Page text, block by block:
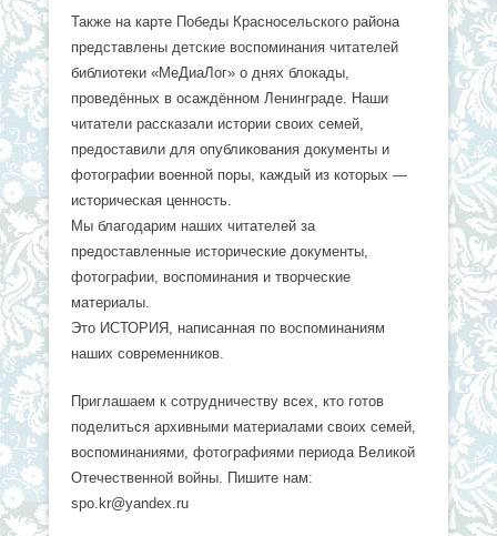
Также на карте Победы Красносельского района
представлены детские воспоминания читателей
библиотеки «МеДиаЛог» о днях блокады,
проведённых в осаждённом Ленинграде. Наши
читатели рассказали истории своих семей,
предоставили для опубликования документы и
фотографии военной поры, каждый из которых —
историческая ценность.
Мы благодарим наших читателей за
предоставленные исторические документы,
фотографии, воспоминания и творческие
материалы.
Это ИСТОРИЯ, написанная по воспоминаниям
наших современников.
Приглашаем к сотрудничеству всех, кто готов
поделиться архивными материалами своих семей,
воспоминаниями, фотографиями периода Великой
Отечественной войны. Пишите нам:
spo.kr@yandex.ru